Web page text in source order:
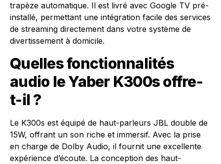
trapèze automatique. Il est livré avec Google TV pré-
installé, permettant une intégration facile des services
de streaming directement dans votre système de
divertissement à domicile.
Quelles fonctionnalités
audio le Yaber K300s offre-
t-il ?
Le K300s est équipé de haut-parleurs JBL double de
15W, offrant un son riche et immersif. Avec la prise
en charge de Dolby Audio, il fournit une excellente
expérience d’écoute. La conception des haut-